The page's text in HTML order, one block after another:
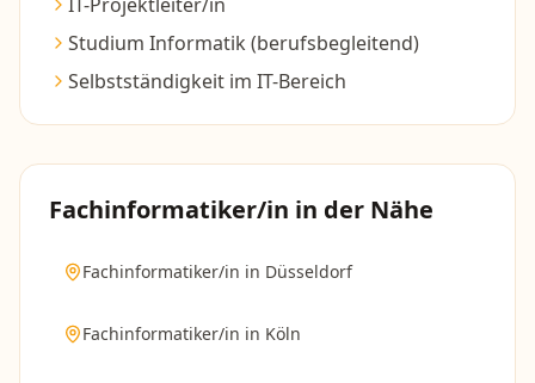
Studium Informatik (berufsbegleitend)
Selbstständigkeit im IT-Bereich
Fachinformatiker/in in der Nähe
Fachinformatiker/in in Düsseldorf
Fachinformatiker/in in Köln